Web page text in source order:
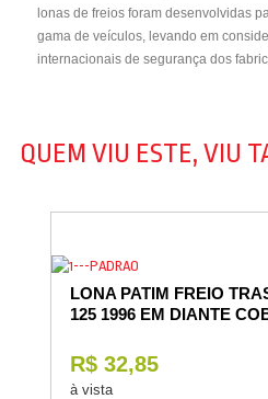
lonas de freios foram desenvolvidas
gama de veículos, levando em
internacionais de segurança dos
QUEM VIU ESTE, VIU
LONA PATIM FREIO
125 1996 EM DIANTE
R$ 32,85
à vista